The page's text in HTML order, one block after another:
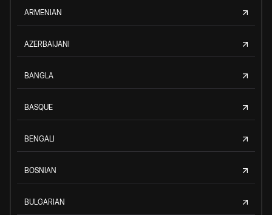
ARMENIAN
AZERBAIJANI
BANGLA
BASQUE
BENGALI
BOSNIAN
BULGARIAN